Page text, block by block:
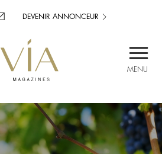
MENU
CORSE
ENVIE D’AILLEURS
DEVENIR ANNONCEUR